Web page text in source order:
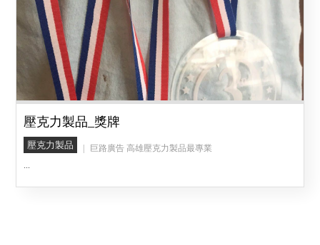
壓克力製品_獎牌
壓克力製品
巨路廣告 高雄壓克力製品最專業